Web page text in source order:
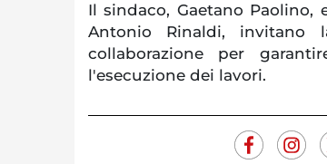
Il sindaco, Gaetano Paolino,
Antonio Rinaldi, invitano
collaborazione per
l'esecuzione dei lavori.